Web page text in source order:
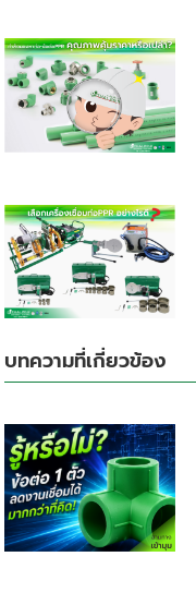
บทความที่เกี่ยวข้อง